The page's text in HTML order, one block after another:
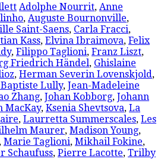
Adolphe Nourrit, Anne
, Auguste Bournonville,
Saint-Saens, Carla Fracci,
Kass, Elvina Ibraimova, Felix
, Filippo Taglioni, Franz Liszt,
Friedrich Händel, Ghislaine
, Herman Severin Lovenskjold,
Baptiste Lully, Jean-Madeleine
Zhang, Johan Kobborg, Johann
MacKay, Ksenia Shevtsova, La
, Laurretta Summerscales, Les
Maurer, Madison Young,
, Marie Taglioni, Mikhail Fokine,
Schaufuss, Pierre Lacotte, Trilby